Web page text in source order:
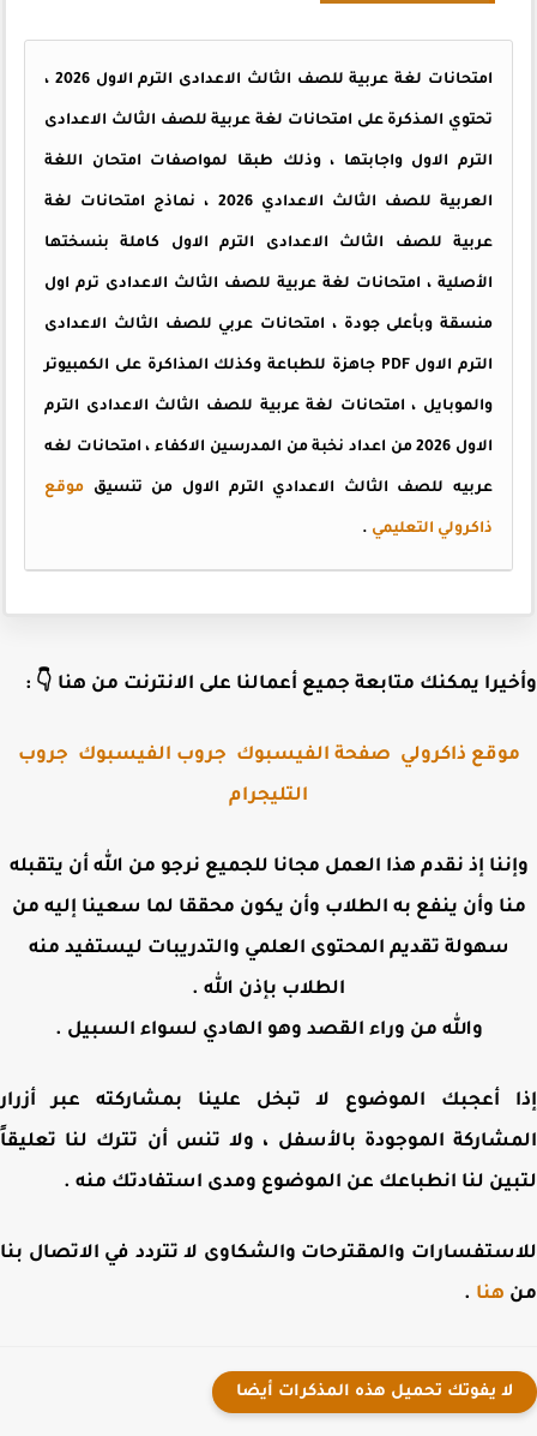
امتحانات لغة عربية للصف الثالث الاعدادى الترم الاول 2026 ،
تحتوي المذكرة على امتحانات لغة عربية للصف الثالث الاعدادى
الترم الاول واجابتها ، وذلك طبقا لمواصفات امتحان اللغة
العربية للصف الثالث الاعدادي 2026 ، نماذج امتحانات لغة
عربية للصف الثالث الاعدادى الترم الاول كاملة بنسختها
الأصلية ، امتحانات لغة عربية للصف الثالث الاعدادى ترم اول
منسقة وبأعلى جودة ، امتحانات عربي للصف الثالث الاعدادى
الترم الاول PDF جاهزة للطباعة وكذلك المذاكرة على الكمبيوتر
والموبايل ، امتحانات لغة عربية للصف الثالث الاعدادى الترم
الاول 2026 من اعداد نخبة من المدرسين الاكفاء ، امتحانات لغه
عربيه للصف الثالث الاعدادي الترم الاولمن تنسيقموقع
ذاكرولي التعليمي.
يمكنك متابعة جميع أعمالنا على الانترنت من هنا 👇 :
ذاكرولي صفحة الفيسبوك جروب الفيسبوك جروب
التليجرام
إذ نقدم هذا العمل مجانا للجميع نرجو من الله أن يتقبله
وأن ينفع به الطلاب وأن يكون محققا لما سعينا إليه من
سهولة تقديم المحتوى العلمي والتدريبات ليستفيد منه
الطلاب بإذن الله .
والله من وراء القصد وهو الهادي لسواء السبيل .
أعجبك الموضوع لا تبخل علينا بمشاركته عبر أزرار
الموجودة بالأسفل ، ولا تنس أن تترك لنا تعليقاً
لنا انطباعك عن الموضوع ومدى استفادتك منه .
والمقترحات والشكاوى لا تتردد في الاتصال بنا
هنا.
لا يفوتك تحميل هذه المذكرات أيضا